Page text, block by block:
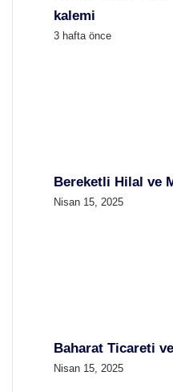
kalemi
3 hafta önce
Bereketli Hilal ve
Nisan 15, 2025
Baharat Ticareti
Nisan 15, 2025